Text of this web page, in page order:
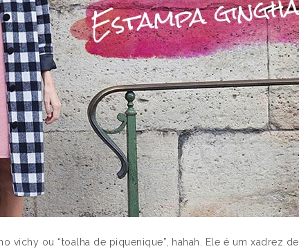
vichy ou “toalha de piquenique”, hahah. Ele é um xadrez de